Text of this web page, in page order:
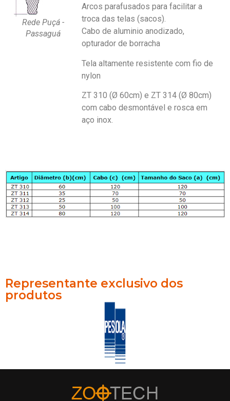
Arcos parafusados para facilitar a
troca das telas (sacos).
Cabo de aluminio anodizado,
opturador de borracha
Tela altamente resistente com fio de
nylon
ZT 310 (Ø 60cm) e ZT 314 (Ø 80cm)
com cabo desmontável e rosca em
aço inox.
Rede Puçá -
Passaguá
Representante exclusivo dos
produtos